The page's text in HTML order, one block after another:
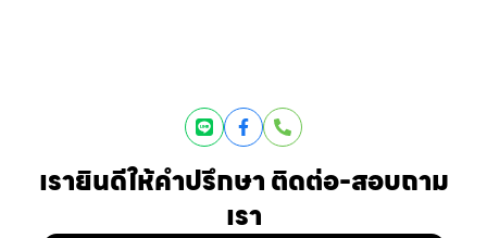
เรายินดีให้คำปรึกษา ติดต่อ-สอบถาม
เรา